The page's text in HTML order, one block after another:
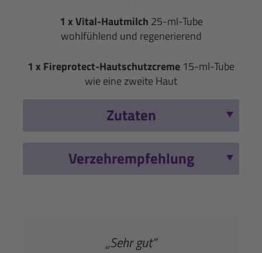
1 xVital-Hautmilch 25-ml-Tube
wohlfühlend und regenerierend
1 x Fireprotect-Hautschutzcreme 15-ml-Tube
wie eine zweite Haut
Zutaten
Verzehrempfehlung
„Sehr gut”